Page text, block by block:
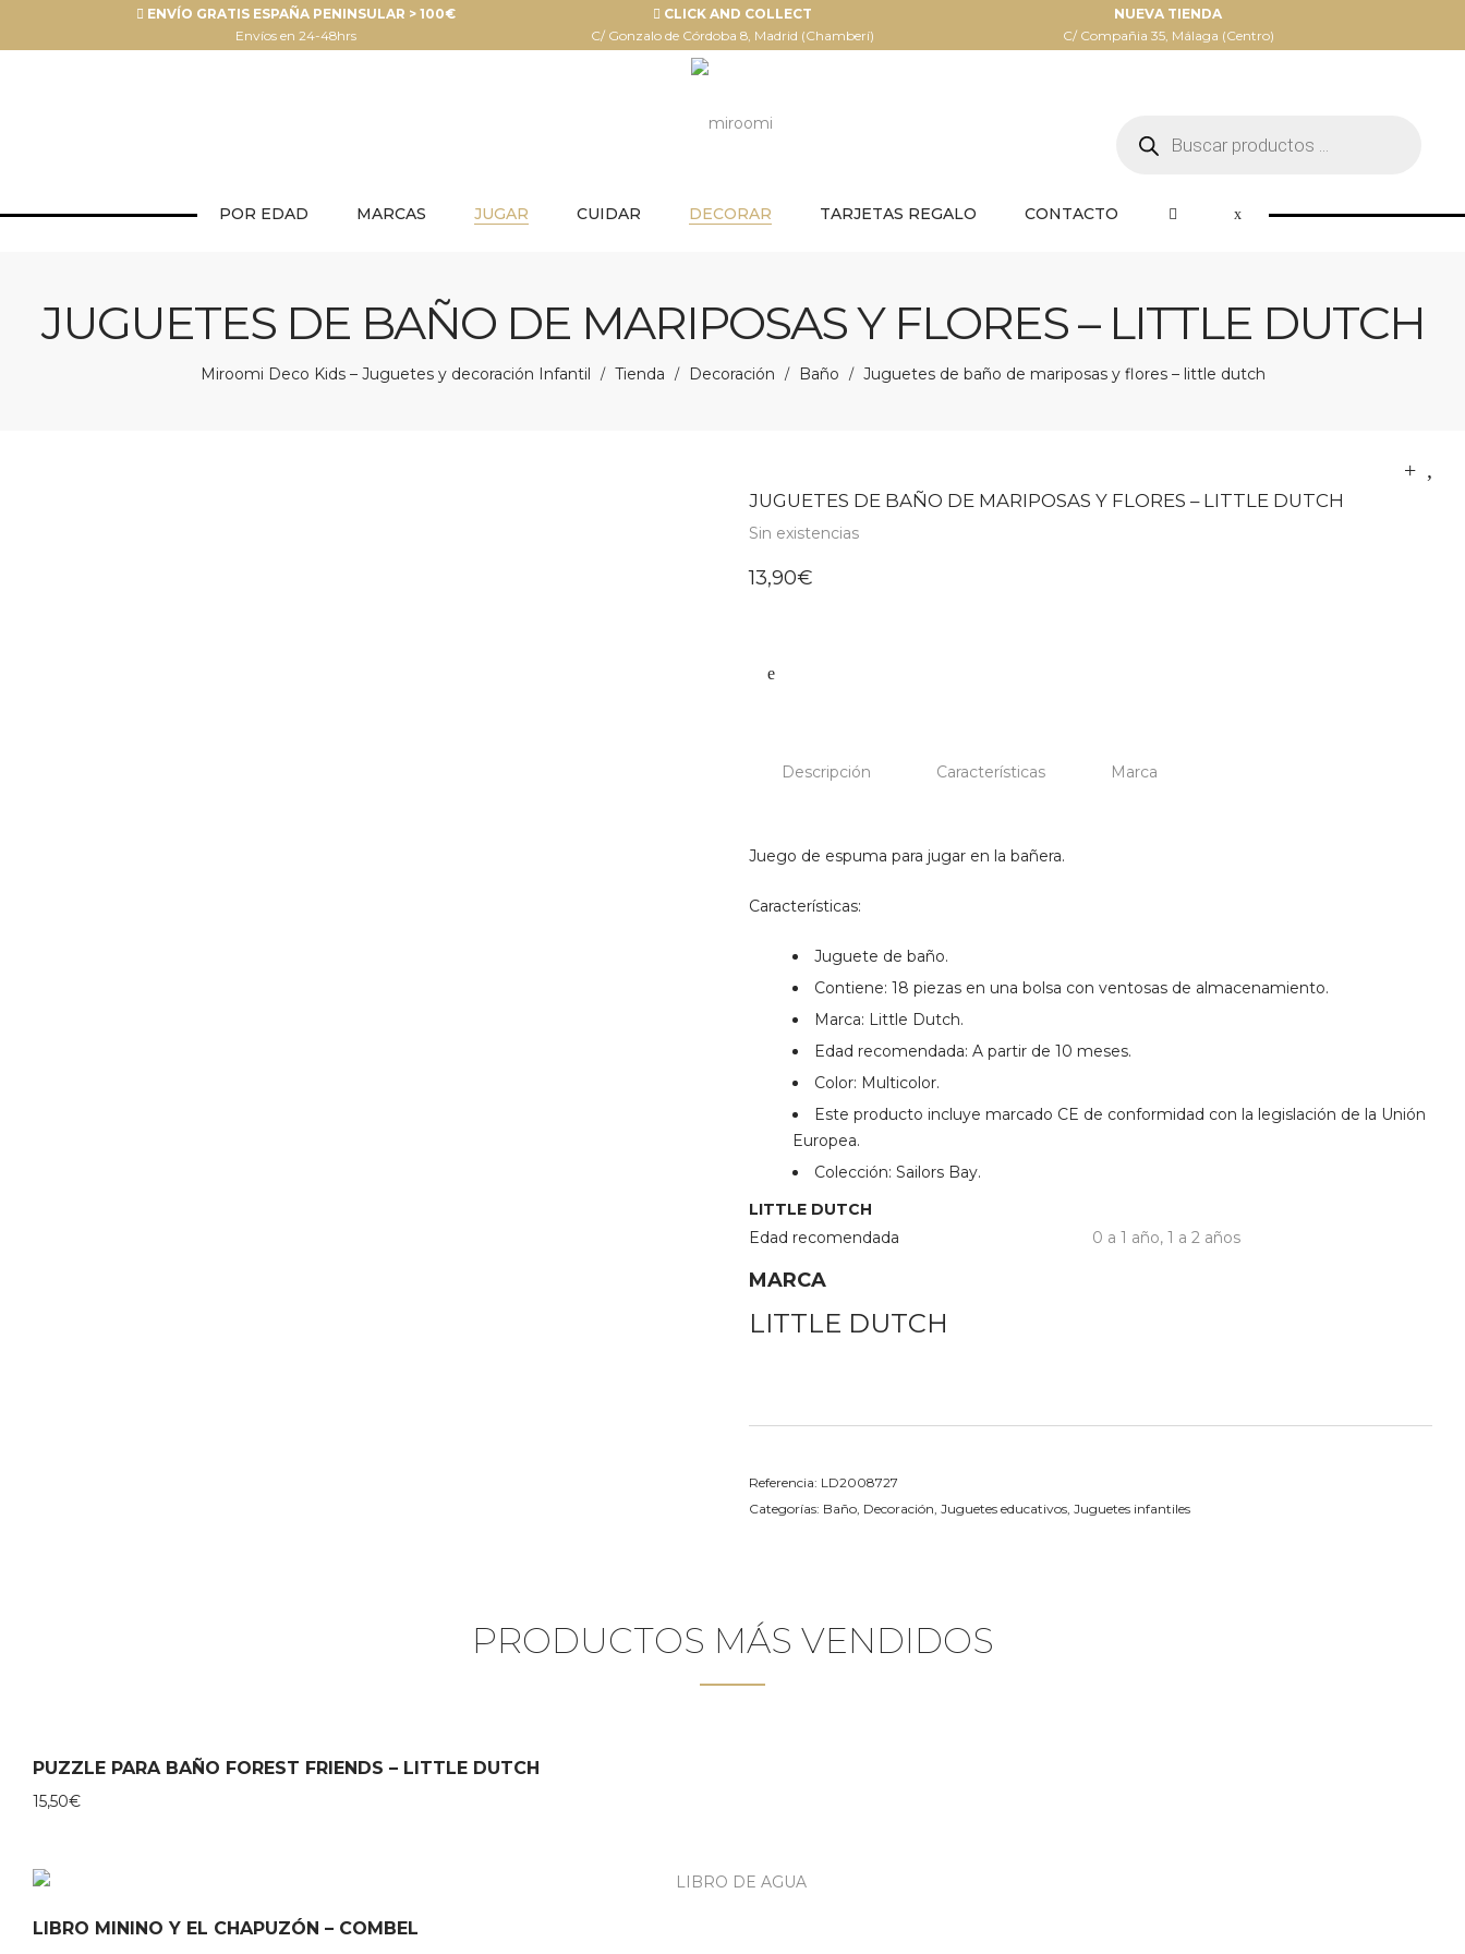
ENVÍO GRATIS ESPAÑA PENINSULAR > 100€
Envíos en 24-48hrs
CLICK AND COLLECT
C/ Gonzalo de Córdoba 8, Madrid (Chamberí)
NUEVA TIENDA
C/ Compañia 35, Málaga (Centro)
productos
POR EDAD MARCAS JUGAR CUIDAR DECORAR TARJETAS REGALO CONTACTO
JUGUETES DE BAÑO DE MARIPOSAS Y FLORES – LITTLE DUTCH
Miroomi Deco Kids – Juguetes y decoración Infantil / Tienda / Decoración / Baño / Juguetes de baño de mariposas y flores – little dutch
JUGUETES DE BAÑO DE MARIPOSAS Y FLORES – LITTLE DUTCH
Sin existencias
13,90€
Descripción Características Marca
Juego de espuma para jugar en la bañera.
Características:
Juguete de baño.
Contiene: 18 piezas en una bolsa con ventosas de almacenamiento.
Marca: Little Dutch.
Edad recomendada: A partir de 10 meses.
Color: Multicolor.
Este producto incluye marcado CE de conformidad con la legislación de la Unión
Europea.
Colección: Sailors Bay.
LITTLE DUTCH
Edad recomendada
0 a 1 año, 1 a 2 años
MARCA
LITTLE DUTCH
Referencia: LD2008727
Categorías: Baño Decoración Juguetes educativos Juguetes infantiles
PRODUCTOS MÁS VENDIDOS
PUZZLE PARA BAÑO FOREST FRIENDS – LITTLE DUTCH
15,50€
LIBRO MININO Y EL CHAPUZÓN – COMBEL